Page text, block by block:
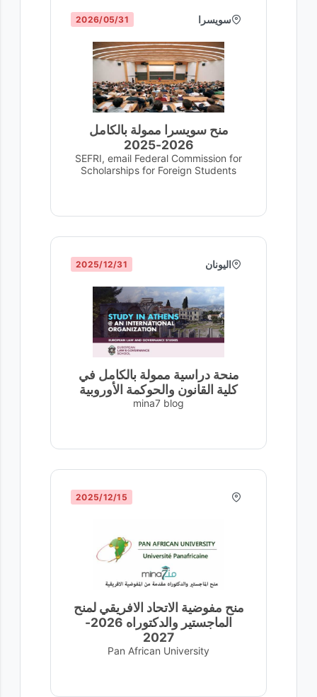
سويسرا 31‏/05‏/2026
منح سويسرا ممولة بالكامل
2026-2025
SEFRI, email Federal Commission for
Scholarships for Foreign Students
اليونان 31‏/12‏/2025
منحة دراسية ممولة بالكامل في
كلية القانون والحوكمة الأوروبية
mina7 blog
15‏/12‏/2025
منح مفوضية الاتحاد الافريقي لمنح
الماجستير والدكتوراه 2026-
2027
Pan African University